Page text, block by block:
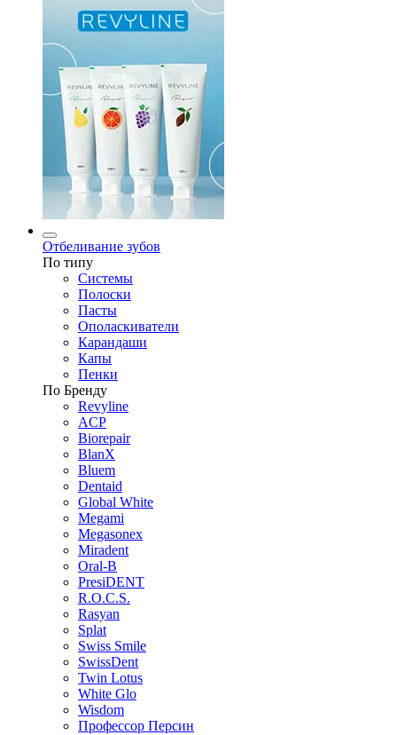
Отбеливание зубов
По типу
Системы
Полоски
Пасты
Ополаскиватели
Карандаши
Капы
Пенки
По Бренду
Revyline
ACP
Biorepair
BlanX
Bluem
Dentaid
Global White
Megami
Megasonex
Miradent
Oral-B
PresiDENT
R.O.C.S.
Rasyan
Splat
Swiss Smile
SwissDent
Twin Lotus
White Glo
Wisdom
Профессор Персин